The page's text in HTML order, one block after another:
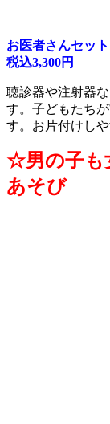
お医者さんセット
税込3,300円
聴診器や注射器
す。子どもたち
す。お片付けし
☆男の子も
あそび